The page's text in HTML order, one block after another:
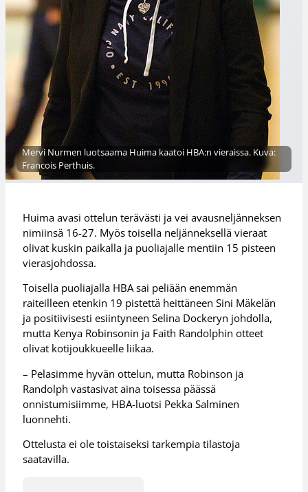
Mervi Nurmen luotsaama Huima kaatoi HBA:n vieraissa. Kuva:
Francois Perthuis.
Huima avasi ottelun terävästi ja vei avausneljänneksen
nimiinsä 16-27. Myös toisella neljänneksellä vieraat
olivat kuskin paikalla ja puoliajalle mentiin 15 pisteen
vierasjohdossa.
Toisella puoliajalla HBA sai peliään enemmän
raiteilleen etenkin 19 pistettä heittäneen Sini Mäkelän
ja positiivisesti esiintyneen Selina Dockeryn johdolla,
mutta Kenya Robinsonin ja Faith Randolphin otteet
olivat kotijoukkueelle liikaa.
– Pelasimme hyvän ottelun, mutta Robinson ja
Randolph vastasivat aina toisessa päässä
onnistumisiimme, HBA-luotsi Pekka Salminen
luonnehti.
Ottelusta ei ole toistaiseksi tarkempia tilastoja
saatavilla.